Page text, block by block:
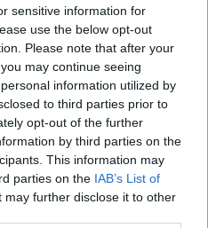
sensitive information for
use the below opt-out
Please note that after your
may continue seeing
information utilized by
to third parties prior to
opt-out of the further
by third parties on the
This information may
parties on the IAB’s List of
may further disclose it to other